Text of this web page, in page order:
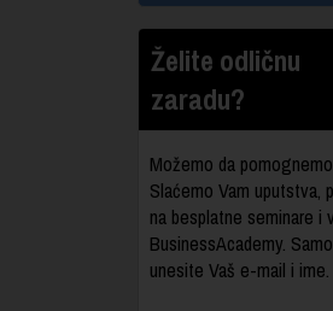
Želite odličnu
zaradu?
Možemo da
Slaćemo Vam uputstva,
na besplatne seminare i
BusinessAcademy. Samo
unesite Vaš e-mail i ime.